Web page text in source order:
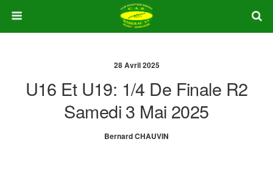
28 Avril 2025
U16 Et U19: 1/4 De Finale R2
Samedi 3 Mai 2025
Bernard CHAUVIN